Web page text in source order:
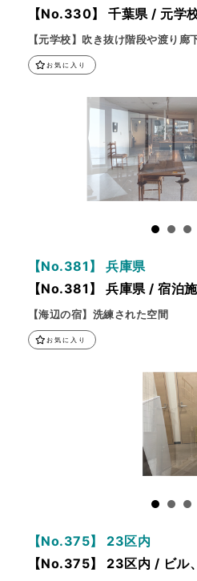
【No.330】 千葉県 / 元学
【元学校】吹き抜け階段や渡り廊
お気に入り
【No.381】 兵庫県
【No.381】 兵庫県 / 宿泊
【海辺の宿】洗練された空間
お気に入り
【No.375】 23区内
【No.375】 23区内 / ビル